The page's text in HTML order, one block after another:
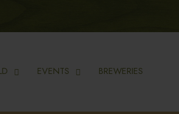
EVENTS BREWERIES